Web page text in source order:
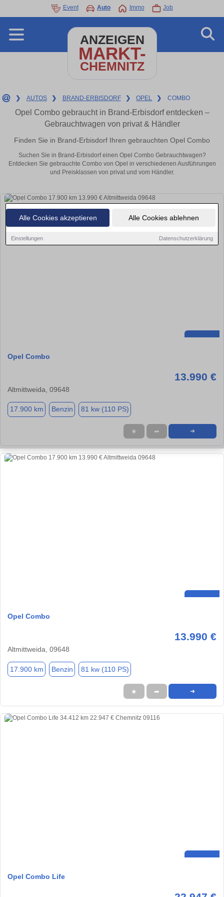
Alle Cookies akzeptieren Alle Cookies ablehnen
Einstellungen Datenschutzerklärung
Event Auto Immo Job
ANZEIGEN
MARKT-
CHEMNITZ
❯ AUTOS ❯ BRAND-ERBISDORF ❯ OPEL ❯ COMBO
Opel Combo gebraucht in Brand-Erbisdorf entdecken –
Gebrauchtwagen von privat & Händler
Finden Sie in Brand-Erbisdorf Ihren gebrauchten Opel Combo
Suchen Sie in Brand-Erbisdorf einen Opel Combo Gebrauchtwagen?
Entdecken Sie gebrauchte Combo von Opel in verschiedenen Ausführungen
und Preisklassen von privat und vom Händler.
Opel Combo
13.990 €
Altmittweida, 09648
17.900 km Benzin 81 kw (110 PS)
★ ➦ ➜
Opel Combo
13.990 €
Altmittweida, 09648
17.900 km Benzin 81 kw (110 PS)
★ ➦ ➜
Opel Combo Life